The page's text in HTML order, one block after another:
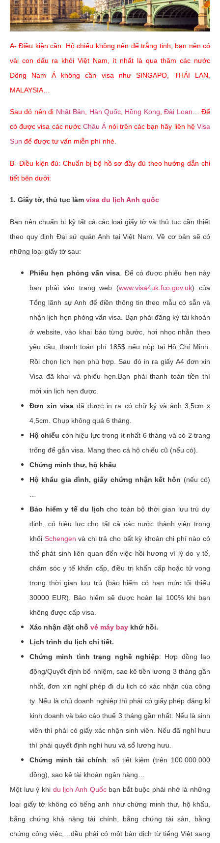
A- Điều kiện cần: Hộ chiếu không nên để trắng tinh, bạn nên có
vài con dấu ra khỏi Việt Nam, ít nhất là qua thăm các nước
Đông Nam Á không cần visa như SINGAPO, THÁI LAN,
MALAYSIA…
Sau đó nên đi Nhật Bản, Hàn Quốc, Hồng Kong,Đài Loan… Để
có được visa các nướcChâu Ánói trên các bạn hãy liên hệVisa
Sun để được tư vấn miễn phí nhé.
B- Điều kiện đủ: Chuẩn bị bộ hồ sơ đầy đủ theo hướng dẫn chi
tiết bên dưới:
1. Giấy tờ, thủ tục làm visa du lịch Anh quốc
Bạn nên chuẩn bị kỹ tất cả các loại giấy tờ và thủ tục cần thiết
theo quy định Đại sứ quán Anh tại Việt Nam. Về cơ bản sẽ có
những loại giấy tờ sau:
Phiếu hẹn phỏng vấn visa . Để có được phiếu hẹn này
bạn phải vào trang web (www.visa4uk.fco.gov.uk) của
Tổng lãnh sự Anh để điền thông tin theo mẫu có sẵn và
nhận lịch hẹn phỏng vấn visa. Bạn phải đăng ký tài khoản
ở website, vào khai báo từng bước, hơi nhọc nhằn theo
yêu cầu, thanh toán phí 185$ nếu nộp tại Hồ Chí Minh.
Rồi chọn lịch hẹn phù hợp. Sau đó in ra giấy A4 đơn xin
Visa đã khai và phiếu hẹn.Bạn phải thanh toán tiền thì
mới xin lịch hẹn được.
Đơn xin visa đã được in ra có chữ ký và ảnh 3,5cm x
4,5cm. Chụp không quá 6 tháng.
Hộ chiếu còn hiệu lực trong ít nhất 6 tháng và có 2 trang
trống để gắn visa. Mang theo cả hộ chiếu cũ (nếu có).
Chứng minh thư, hộ khẩu
Hộ khẩu gia đình, giấy chứng nhận kết hôn (nếu có)
Bảo hiểm y tế du lịch cho toàn bộ thời gian lưu trú dự
định, có hiệu lực cho tất cả các nước thành viên trong
khối Schengen và chi trả cho bất kỳ khoản chi phí nào có
thể phát sinh liên quan đến việc hồi hương vì lý do y tế,
chăm sóc y tế khẩn cấp, điều trị khẩn cấp hoặc tử vong
trong thời gian lưu trú (bảo hiểm có hạn mức tối thiểu
30000 EUR). Bảo hiểm sẽ được hoàn lại 100% khi bạn
không được cấp visa.
Xác nhận đặt chỗ vé máy bay khứ hồi.
Lịch trình du lịch chi tiết.
Chứng minh tình trạng nghề nghiệp: Hợp đồng lao
động/Quyết định bổ nhiệm, sao kê tiền lương 3 tháng gần
nhất, đơn xin nghỉ phép đi du lịch có xác nhận của công
ty. Nếu là chủ doanh nghiệp thì phải có giấy phép đăng kí
kinh doanh và báo cáo thuế 3 tháng gần nhất. Nếu là sinh
viên thì phải có giấy xác nhận sinh viên. Nếu đã nghỉ hưu
thì phải quyết định nghỉ hưu và sổ lương hưu.
Chứng minh tài chính: sổ tiết kiệm (trên 100.000.000
đồng), sao kê tài khoản ngân hàng…
Một lưu ý khi du lịch Anh Quốcbạn bắt buộc phải nhớ là những
loại giấy tờ không có tiếng anh như chứng minh thư, hộ khẩu,
bằng chứng khả năng tài chính, bằng chứng tài sản, bằng
chứng công việc,…đều phải có một bản dịch từ tiếng Việt sang